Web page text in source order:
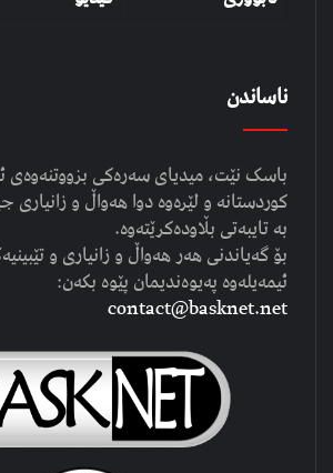
ناساندن
باسک نێت، میدیای سەرەکی بزووتنەوەی
کوردستانە و لێرەوە دوا هەواڵ و
بە تایبەتی بڵاودەکرێتەوە.
بۆ گەیاندنی هەر هەواڵ و زانیاری و
ئیمەیلەوە پەیوەندیمان پێوە بکەن:
contact@basknet.net